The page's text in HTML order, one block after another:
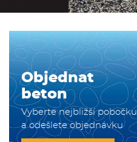
Objednat
beton
Vyberte nejbližší pobočku
a odešlete objednávku